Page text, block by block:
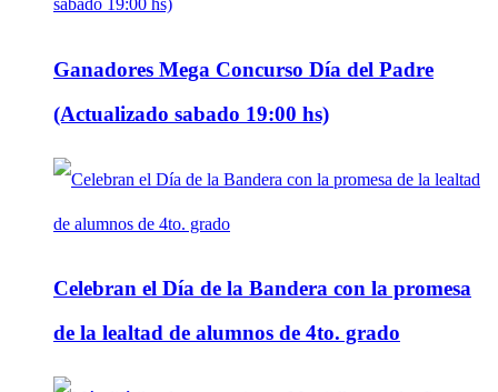
Ganadores Mega Concurso Día del Padre
(Actualizado sabado 19:00 hs)
Celebran el Día de la Bandera con la promesa
de la lealtad de alumnos de 4to. grado